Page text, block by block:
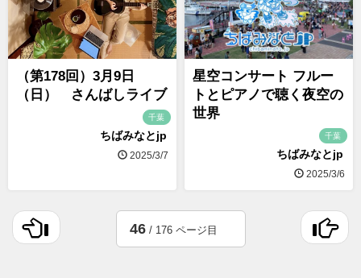
（第178回）3月9日
（日） さんばしライブ
千葉
ちばみなとjp
2025/3/7
星空コンサート フルー
トとピアノで聴く夜空の
世界
千葉
ちばみなとjp
2025/3/6
46/ 176 ページ目